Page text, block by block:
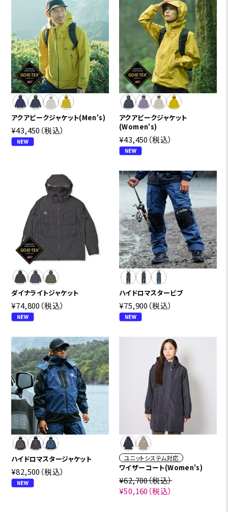
アクアピークジャケット(Men's)
¥43,450 （税込）
アクアピークジャケット
(Women's)
¥43,450 （税込）
ダイナライトジャケット
¥74,800 （税込）
ハイドロマスタービブ
¥75,900 （税込）
ハイドロマスタージャケット
¥82,500 （税込）
ユニットシステム対応
ワイザーコート(Women's)
¥62,700（税込）
¥50,160 （税込）